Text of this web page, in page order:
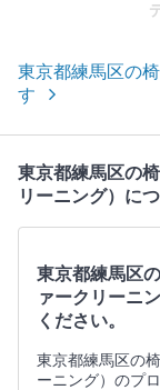
東京都練馬区の
す
東京都練馬区の
リーニング）に
東京都練馬区
ァークリーニ
ください。
東京都練馬区の
ーニング）のプ